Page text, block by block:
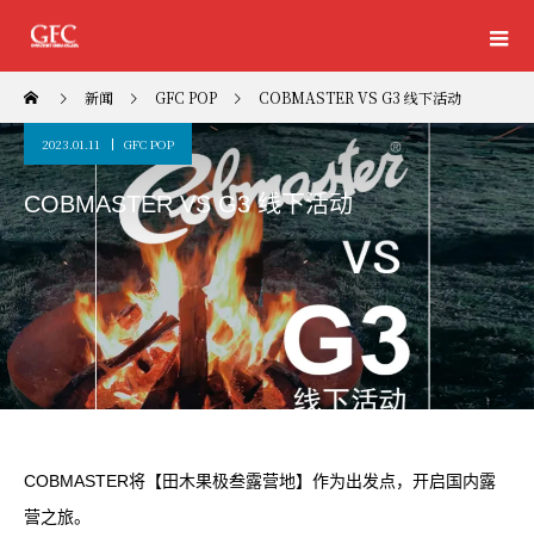
新闻 GFC POP COBMASTER VS G3 线下活动
2023.01.11 GFC POP
COBMASTER VS G3 线下活动
COBMASTER将【田木果极叁露营地】作为出发点，开启国内露
营之旅。